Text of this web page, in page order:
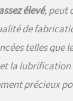
élevé, peut
de
telles que
la
précieux